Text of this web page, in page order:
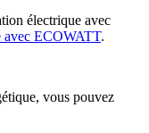
électrique avec
avec ECOWATT.
vous pouvez